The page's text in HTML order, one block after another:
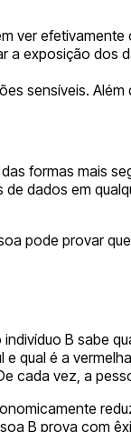
ver efetivamente
a exposição
sensíveis.
formas mais
dados em
pode provar
B sabe
qual é a
cada vez, a
B prova com